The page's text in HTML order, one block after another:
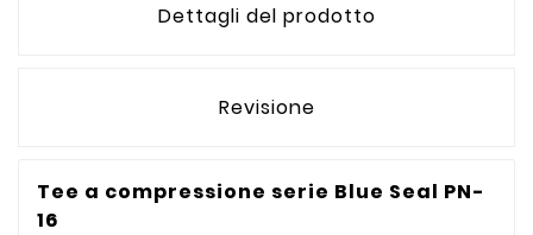
Dettagli del prodotto
Revisione
Tee a compressione serie Blue Seal PN-
16